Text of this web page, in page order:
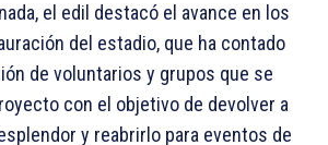
el edil destacó el avance en los
del estadio, que ha contado
de voluntarios y grupos que se
con el objetivo de devolver a
y reabrirlo para eventos de